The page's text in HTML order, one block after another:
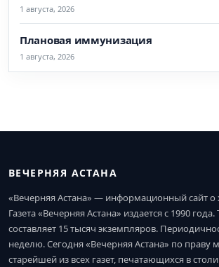
1 августа, 2026
Плановая иммунизация
1 августа, 2026
ВЕЧЕРНЯЯ АСТАНА
«Вечерняя Астана» — информационный сайт о
Газета «Вечерняя Астана» издается с 1990
составляет 15 тысяч экземпляров.
неделю. Сегодня «Вечерняя Астана» по праву
старейшей из всех газет, печатающихся в